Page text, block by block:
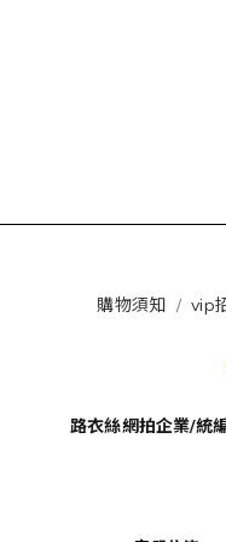
購物須知 /vip
路衣絲網拍企業/統